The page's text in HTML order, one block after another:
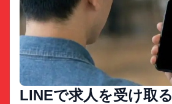
LINEで求人を受け取る